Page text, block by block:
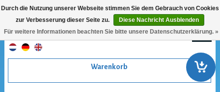
Warenkorb
Durch die Nutzung unserer Webseite stimmen Sie dem Gebrauch von Cookies
zur Verbesserung dieser Seite zu.
Diese Nachricht Ausblenden
Für weitere Informationen beachten Sie bitte unsere Datenschutzerklärung. »